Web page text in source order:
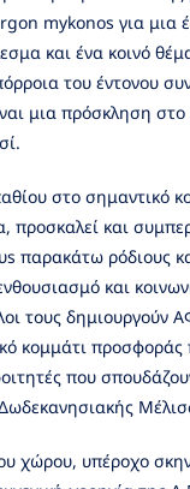
mykonos για μια
και ένα κοινό
του έντονου
μια πρόσκληση στο
στο σημαντικό
προσκαλεί και
παρακάτω ρόδιους
και
τους δημιουργούν
κομμάτι προσφοράς
που
χώρου, υπέροχο